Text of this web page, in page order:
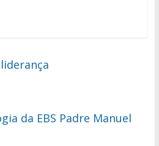
da EBS Padre Manuel